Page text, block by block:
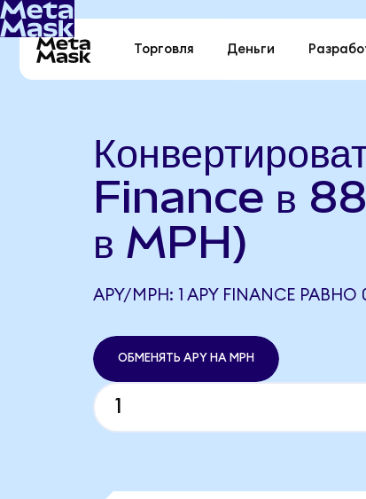
Торговля Деньги
Finance в
в MPH)
APY/MPH: 1 APY FINANCE РАВНО
ОБМЕНЯТЬ APY НА MPH